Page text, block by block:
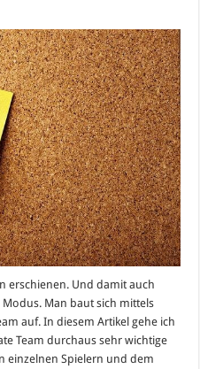
erschienen. Und damit auch
Man baut sich mittels
auf. In diesem Artikel gehe ich
Team durchaus sehr wichtige
einzelnen Spielern und dem